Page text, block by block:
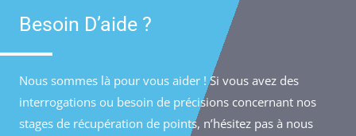
Besoin D’aide ?
Nous sommes là pour vous aider ! Si vous avez des
interrogations ou besoin de précisions concernant nos
stages de récupération de points, n’hésitez pas à nous